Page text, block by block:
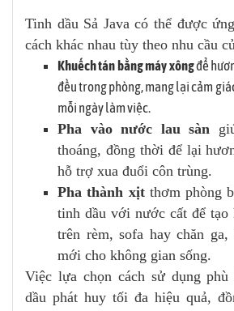
Tinh dầu Sả Java có thể được
cách khác nhau tùy theo nhu cầu
Khuếch tán bằng máy xôngđể
đều trong phòng, mang lại cảm
mỗi ngày làm việc.
Pha vào nước lau sàn
thoáng, đồng thời để lại
hỗ trợ xua đuổi côn trùng.
Pha thành xịt thơm phòng
tinh dầu với nước cất để tạo
trên rèm, sofa hay chăn
mới cho không gian sống.
Việc lựa chọn cách sử dụng
dầu phát huy tối đa hiệu quả,